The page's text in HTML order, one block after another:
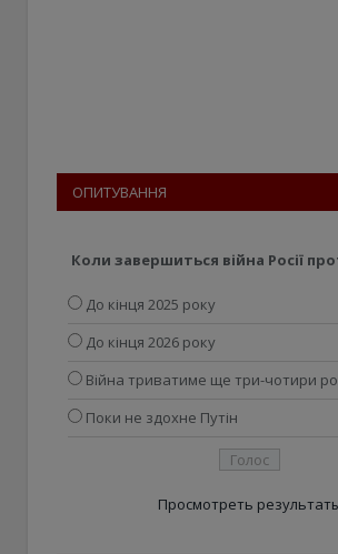
ОПИТУВАННЯ
Коли завершиться війна Росії
До кінця 2025 року
До кінця 2026 року
Війна триватиме ще три-чотири
Поки не здохне Путін
Просмотреть